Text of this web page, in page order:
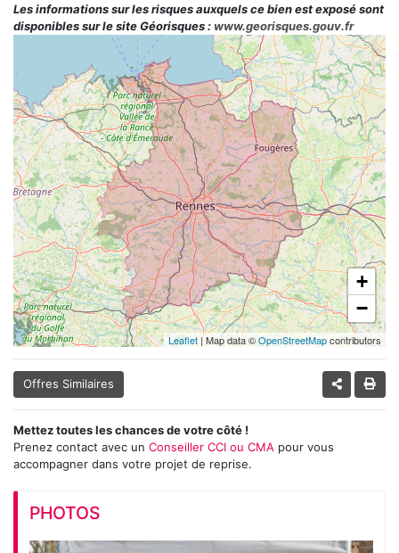
Les informations sur les risques auxquels ce bien est exposé sont
disponibles sur le site Géorisques : www.georisques.gouv.fr
+
−
Leaflet | Map data ©OpenStreetMapcontributors
Offres Similaires
Mettez toutes les chances de votre côté !
Prenez contact avec un Conseiller CCI ou CMA pour vous
accompagner dans votre projet de reprise.
PHOTOS